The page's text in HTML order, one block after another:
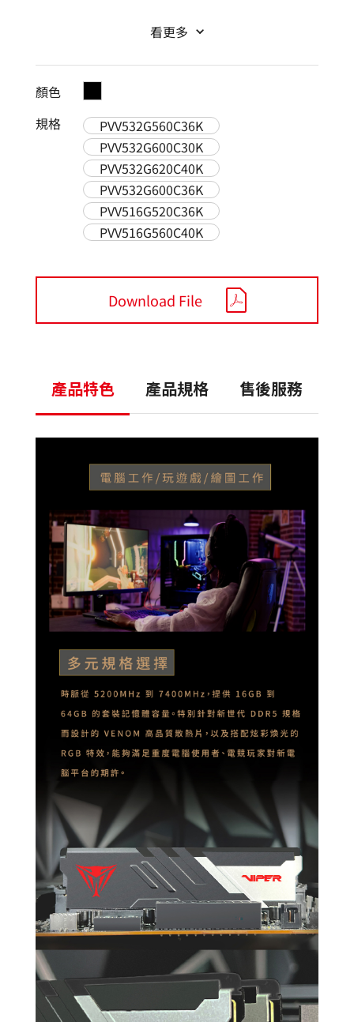
看更多
顏色
規格
PVV532G560C36K
PVV532G600C30K
PVV532G620C40K
PVV532G600C36K
PVV516G520C36K
PVV516G560C40K
Download File
產品特色 產品規格 售後服務